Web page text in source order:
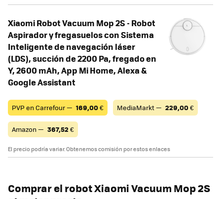
Xiaomi Robot Vacuum Mop 2S - Robot
Aspirador y fregasuelos con Sistema
Inteligente de navegación láser
(LDS), succión de 2200 Pa, fregado en
Y, 2600 mAh, App Mi Home, Alexa &
Google Assistant
PVP en Carrefour — 169,00€ MediaMarkt — 229,00€
Amazon — 367,52 €
El precio podría variar. Obtenemos comisión por estos enlaces
Comprar el robot Xiaomi Vacuum Mop 2S